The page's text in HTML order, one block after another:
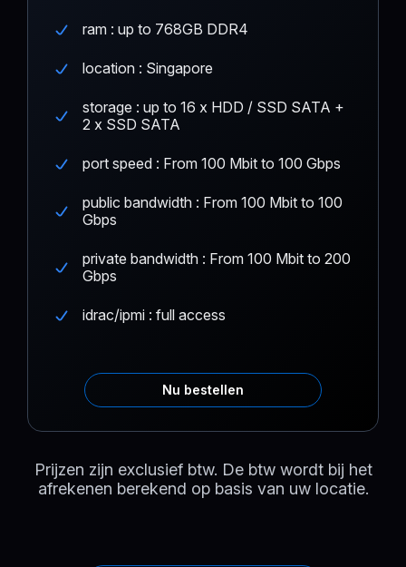
ram : up to 768GB DDR4
location : Singapore
storage : up to 16 x HDD / SSD SATA +
2 x SSD SATA
port speed : From 100 Mbit to 100 Gbps
public bandwidth : From 100 Mbit to 100
Gbps
private bandwidth : From 100 Mbit to 200
Gbps
idrac/ipmi : full access
Nu bestellen
Prijzen zijn exclusief btw. De btw wordt bij het
afrekenen berekend op basis van uw locatie.